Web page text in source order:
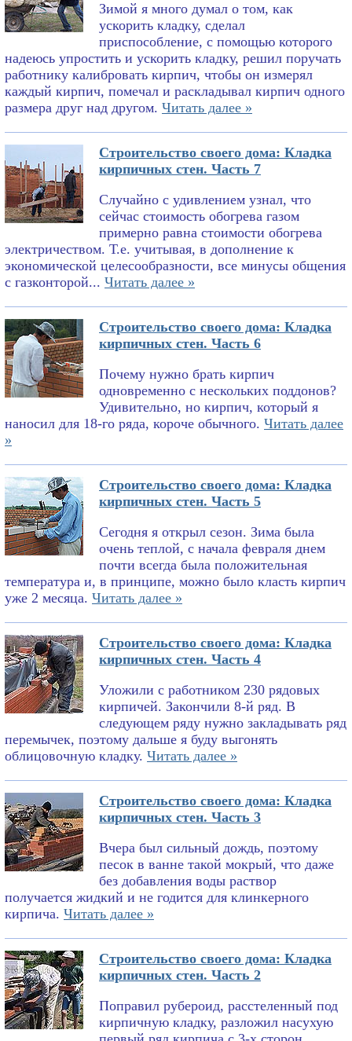
Зимой я много думал о том, как
ускорить кладку, сделал
приспособление, с помощью которого
надеюсь упростить и ускорить кладку, решил поручать
работнику калибровать кирпич, чтобы он измерял
каждый кирпич, помечал и раскладывал кирпич одного
размера друг над другом. Читать далее »
Строительство своего дома: Кладка
кирпичных стен. Часть 7
Случайно с удивлением узнал, что
сейчас стоимость обогрева газом
примерно равна стоимости обогрева
электричеством. Т.е. учитывая, в дополнение к
экономической целесообразности, все минусы общения
с газконторой... Читать далее »
Строительство своего дома: Кладка
кирпичных стен. Часть 6
Почему нужно брать кирпич
одновременно с нескольких поддонов?
Удивительно, но кирпич, который я
наносил для 18-го ряда, короче обычного. Читать далее
»
Строительство своего дома: Кладка
кирпичных стен. Часть 5
Сегодня я открыл сезон. Зима была
очень теплой, с начала февраля днем
почти всегда была положительная
температура и, в принципе, можно было класть кирпич
уже 2 месяца. Читать далее »
Строительство своего дома: Кладка
кирпичных стен. Часть 4
Уложили с работником 230 рядовых
кирпичей. Закончили 8-й ряд. В
следующем ряду нужно закладывать ряд
перемычек, поэтому дальше я буду выгонять
облицовочную кладку. Читать далее »
Строительство своего дома: Кладка
кирпичных стен. Часть 3
Вчера был сильный дождь, поэтому
песок в ванне такой мокрый, что даже
без добавления воды раствор
получается жидкий и не годится для клинкерного
кирпича. Читать далее »
Строительство своего дома: Кладка
кирпичных стен. Часть 2
Поправил рубероид, расстеленный под
кирпичную кладку, разложил насухую